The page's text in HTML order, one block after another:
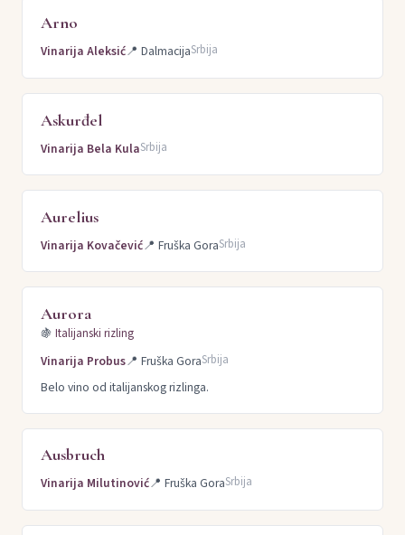
Arno
Vinarija Aleksić📍 DalmacijaSrbija
Askurđel
Vinarija Bela KulaSrbija
Aurelius
Vinarija Kovačević📍 Fruška GoraSrbija
Aurora
🍇 Italijanski rizling
Vinarija Probus📍 Fruška GoraSrbija
Belo vino od italijanskog rizlinga.
Ausbruch
Vinarija Milutinović📍 Fruška GoraSrbija